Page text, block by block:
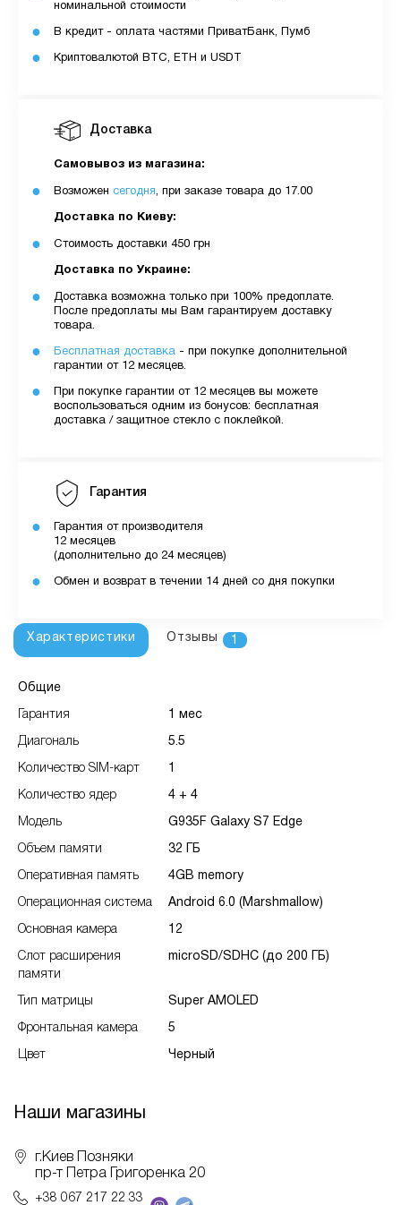
Доставка
Самовывоз из магазина:
Возможен сегодня, при заказе товара до 17.00
Доставка по Киеву:
Стоимость доставки 450 грн
Доставка по Украине:
Доставка возможна только при 100% предоплате.
После предоплаты мы Вам гарантируем доставку
товара.
Бесплатная доставка - при покупке дополнительной
гарантии от 12 месяцев.
При покупке гарантии от 12 месяцев вы можете
воспользоваться одним из бонусов: бесплатная
доставка / защитное стекло с поклейкой.
Гарантия
Гарантия от производителя
12 месяцев
(дополнительно до 24 месяцев)
Обмен и возврат в течении 14 дней со дня покупки
номинальной стоимости
В кредит - оплата частями ПриватБанк, Пумб
Криптовалютой BTC, ETH и USDT
Характеристики Отзывы 1
Общие
Гарантия 1 мес
Диагональ 5.5
Количество SIM-карт 1
Количество ядер 4 + 4
Модель G935F Galaxy S7 Edge
Объем памяти 32 ГБ
Оперативная память 4GB memory
Операционная система Android 6.0 (Marshmallow)
Основная камера 12
Слот расширения
памяти
microSD/SDHC (до 200 ГБ)
Тип матрицы Super AMOLED
Фронтальная камера 5
Цвет Черный
Наши магазины
г.Киев Позняки
пр-т Петра Григоренка 20
+38 067 217 22 33